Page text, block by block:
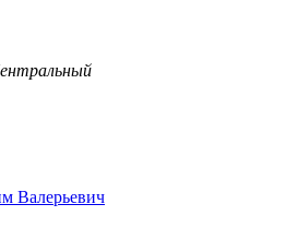
Валерьевич